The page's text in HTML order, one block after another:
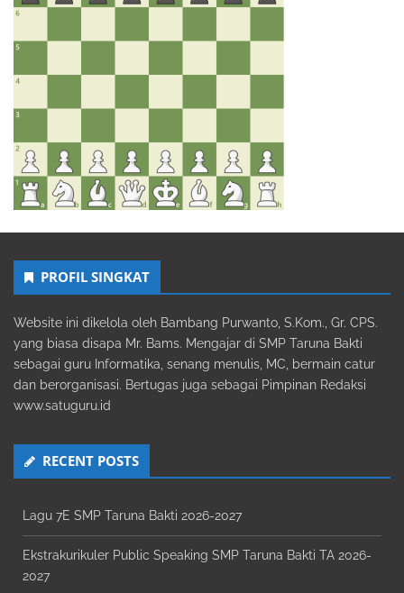
PROFIL SINGKAT
Website ini dikelola oleh Bambang Purwanto, S.Kom., Gr. CPS.
yang biasa disapa Mr. Bams. Mengajar di SMP Taruna Bakti
sebagai guru Informatika, senang menulis, MC, bermain catur
dan berorganisasi. Bertugas juga sebagai Pimpinan Redaksi
www.satuguru.id
RECENT POSTS
Lagu 7E SMP Taruna Bakti 2026-2027
Ekstrakurikuler Public Speaking SMP Taruna Bakti TA 2026-
2027